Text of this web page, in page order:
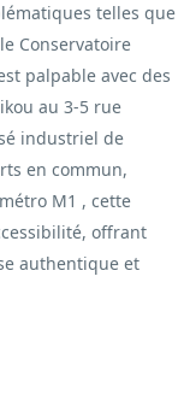
telles que
Conservatoire
palpable avec des
au 3-5 rue
industriel de
en commun,
M1 ​, cette
offrant
authentique et